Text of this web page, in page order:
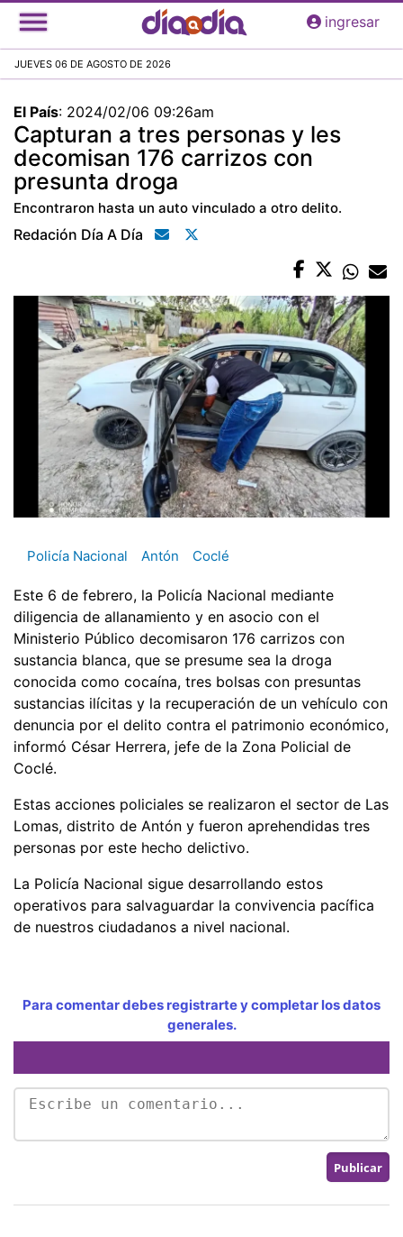
Pasar
al
principal
ingresar
JUEVES 06 DE AGOSTO DE 2026
El País: 2024/02/06 09:26am
Capturan a tres personas y les
decomisan 176 carrizos con
presunta droga
Encontraron hasta un auto vinculado a otro delito.
Redación Día A Día
Policía Nacional Antón Coclé
Este 6 de febrero, la Policía Nacional mediante
diligencia de allanamiento y en asocio con el
Ministerio Público decomisaron 176 carrizos con
sustancia blanca, que se presume sea la droga
conocida como cocaína, tres bolsas con presuntas
sustancias ilícitas y la recuperación de un vehículo con
denuncia por el delito contra el patrimonio económico,
informó César Herrera, jefe de la Zona Policial de
Coclé.
Estas acciones policiales se realizaron el sector de Las
Lomas, distrito de Antón y fueron aprehendidas tres
personas por este hecho delictivo.
La Policía Nacional sigue desarrollando estos
operativos para salvaguardar la convivencia pacífica
de nuestros ciudadanos a nivel nacional.
Para comentar debes registrarte y completar los datos
generales.